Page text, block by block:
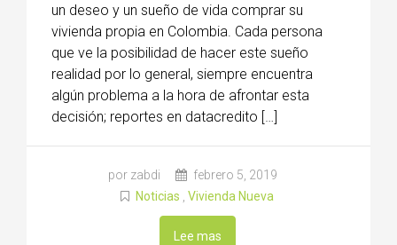
un deseo y un sueño de vida comprar su
vivienda propia en Colombia. Cada persona
que ve la posibilidad de hacer este sueño
realidad por lo general, siempre encuentra
algún problema a la hora de afrontar esta
decisión; reportes en datacredito […]
por zabdi
febrero 5, 2019
Noticias
Vivienda Nueva
Lee mas